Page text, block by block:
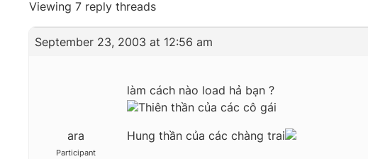
Viewing 7 reply threads
September 23, 2003 at 12:56 am
ara
Participant
làm cách nào load hả bạn ?
Thiên thần của các cô gái
Hung thần của các chàng trai